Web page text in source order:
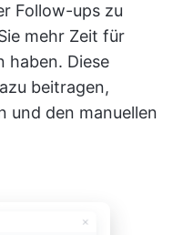
Follow-ups zu
mehr Zeit für
haben. Diese
beitragen,
und den manuellen